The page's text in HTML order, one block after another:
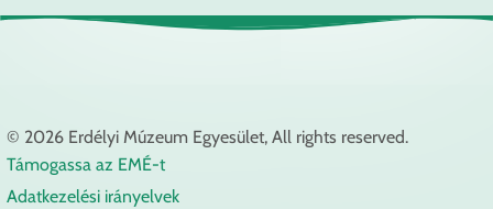
© 2026 Erdélyi Múzeum Egyesület, All rights reserved.
Lábléc
Támogassa az EMÉ-t
Adatkezelési irányelvek